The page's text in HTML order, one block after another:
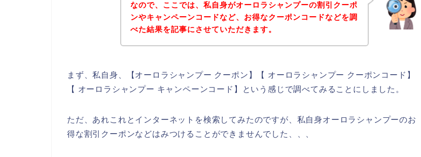
なので、ここでは、私自身がオーロラシャンプーの割引クーポ
ンやキャンペーンコードなど、お得なクーポンコードなどを調
べた結果を記事にさせていただきます。
まず、私自身、【オーロラシャンプー クーポン】【 オーロラシャンプー クーポンコード】
【 オーロラシャンプー キャンペーンコード】という感じで調べてみることにしました。
ただ、あれこれとインターネットを検索してみたのですが、私自身オーロラシャンプーのお
得な割引クーポンなどはみつけることができませんでした、、、